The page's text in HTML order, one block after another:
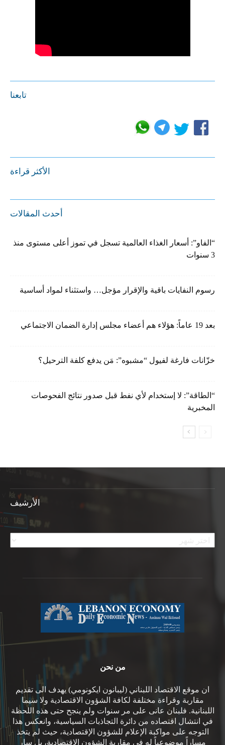
تابعنا
الأكثر قراءة
أحدث المقالات
“الفاو”: أسعار الغذاء العالمية تسجل في تموز أعلى مستوى منذ
3 سنوات
رسوم النفايات باقية والإقرار مؤجل… واستثناء لمواد أساسية
بعد 19 عاماً: هؤلاء هم أعضاء مجلس إدارة الضمان الاجتماعي
خزّانات فارغة لفيول “مشبوه”: مَن يدفع كلفة الترحيل؟
“الطاقة”: لا إستخدام لأي نفط قبل صدور نتائج الفحوصات
المخبرية
الأرشيف
الأرشيف
من نحن
ان موقع الاقتصاد اللبناني (ليبانون ايكونومي) يهدف الى تقديم
مقاربة وقراءة مختلفة لكافة الشؤون الاقتصادية ولا سيما
اللبنانية. فلبنان عانى على مر سنوات ولم ينجح حتى هذه اللحظة
في انتشال اقتصاده من دائرة التجاذبات السياسية، وانعكس هذا
التوجه على مواكبة الإعلام للشؤون الإقتصادية، حيث لم يتخذ
مساراً موضوعياً له في مقاربة الشؤون الاقتصادية، بل سار